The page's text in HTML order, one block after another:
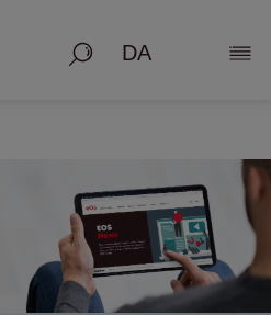
Søg på Vis